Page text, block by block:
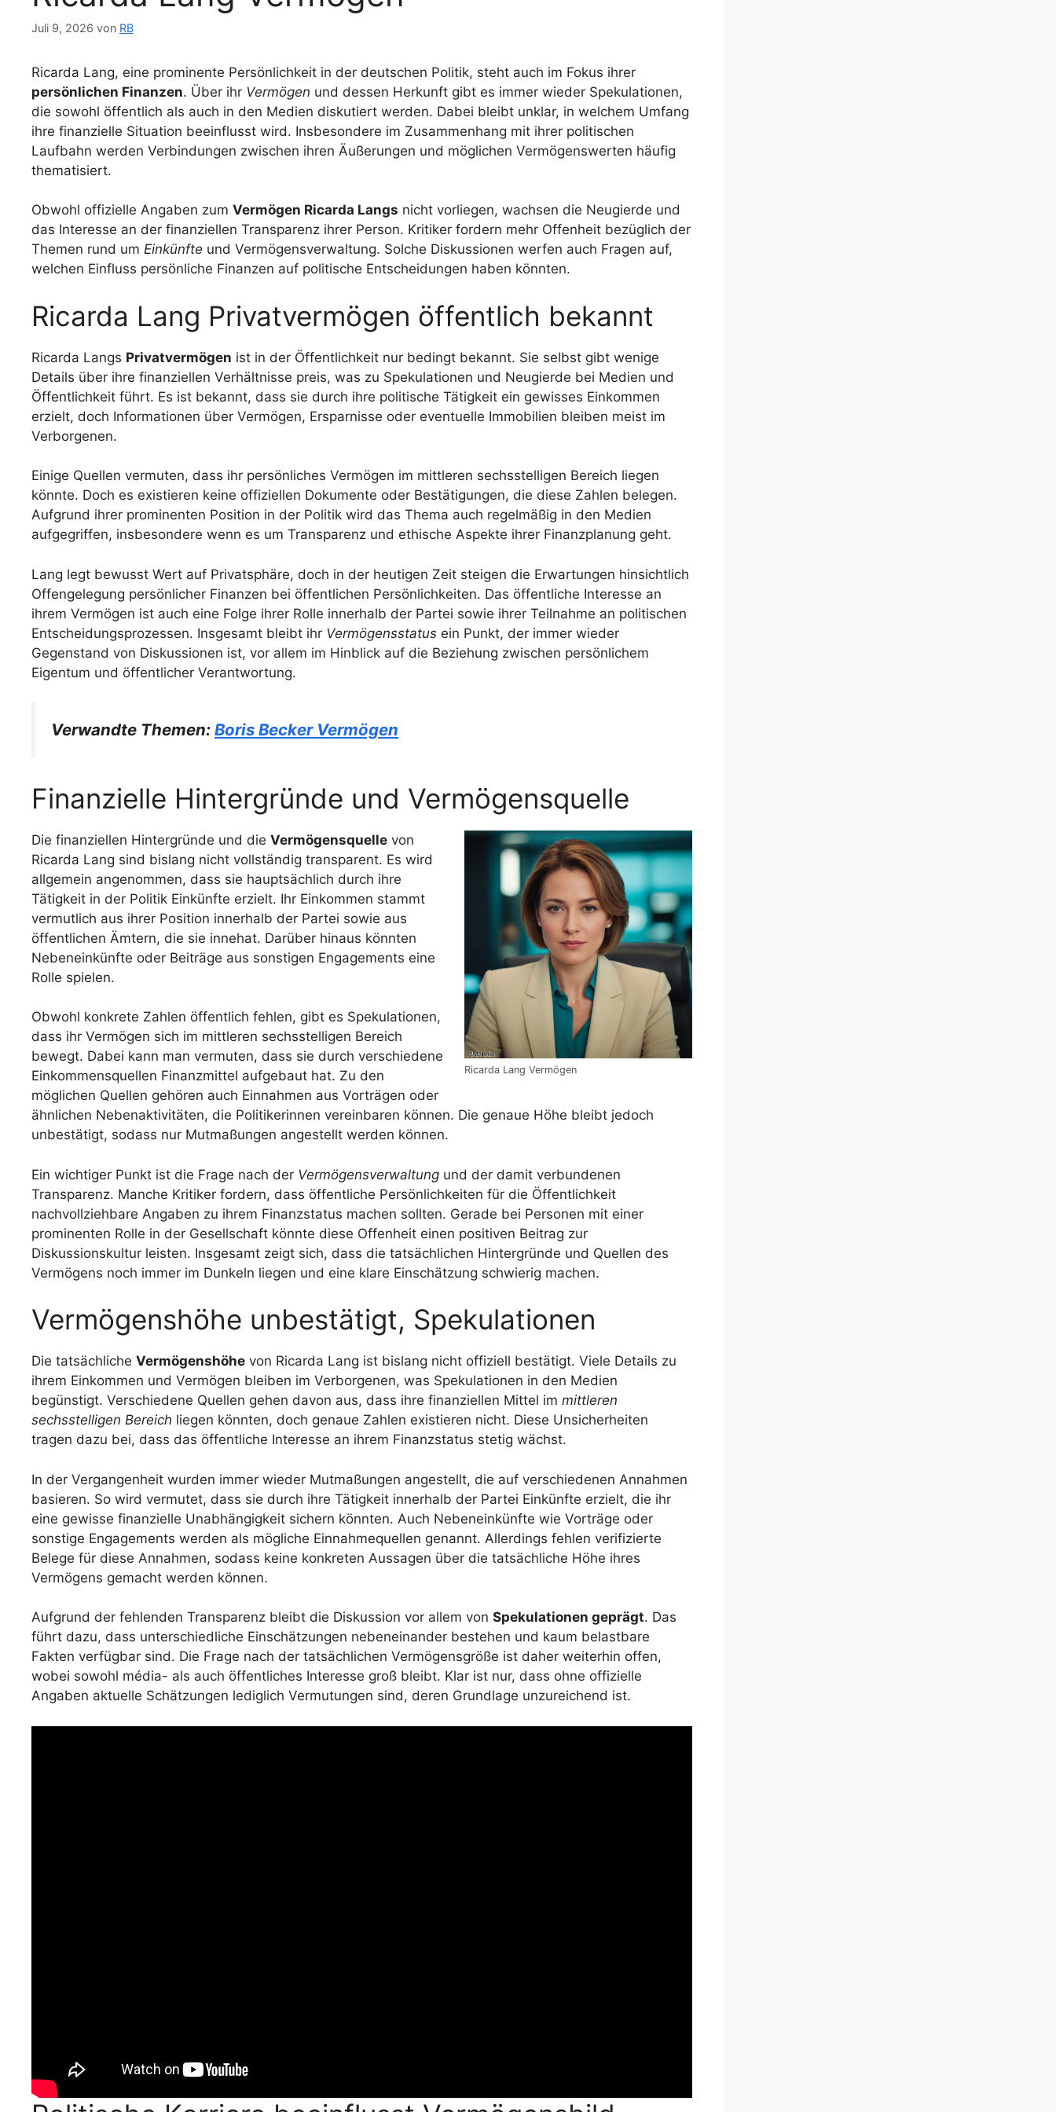
Juli 9, 2026 von RB
Ricarda Lang, eine prominente Persönlichkeit in der deutschen Politik, steht auch im Fokus ihrer
persönlichen Finanzen. Über ihr Vermögen und dessen Herkunft gibt es immer wieder Spekulationen,
die sowohl öffentlich als auch in den Medien diskutiert werden. Dabei bleibt unklar, in welchem Umfang
ihre finanzielle Situation beeinflusst wird. Insbesondere im Zusammenhang mit ihrer politischen
Laufbahn werden Verbindungen zwischen ihren Äußerungen und möglichen Vermögenswerten häufig
thematisiert.
Obwohl offizielle Angaben zum Vermögen Ricarda Langs nicht vorliegen, wachsen die Neugierde und
das Interesse an der finanziellen Transparenz ihrer Person. Kritiker fordern mehr Offenheit bezüglich der
Themen rund um Einkünfte und Vermögensverwaltung. Solche Diskussionen werfen auch Fragen auf,
welchen Einfluss persönliche Finanzen auf politische Entscheidungen haben könnten.
Ricarda Lang Privatvermögen öffentlich bekannt
Ricarda Langs Privatvermögen ist in der Öffentlichkeit nur bedingt bekannt. Sie selbst gibt wenige
Details über ihre finanziellen Verhältnisse preis, was zu Spekulationen und Neugierde bei Medien und
Öffentlichkeit führt. Es ist bekannt, dass sie durch ihre politische Tätigkeit ein gewisses Einkommen
erzielt, doch Informationen über Vermögen, Ersparnisse oder eventuelle Immobilien bleiben meist im
Verborgenen.
Einige Quellen vermuten, dass ihr persönliches Vermögen im mittleren sechsstelligen Bereich liegen
könnte. Doch es existieren keine offiziellen Dokumente oder Bestätigungen, die diese Zahlen belegen.
Aufgrund ihrer prominenten Position in der Politik wird das Thema auch regelmäßig in den Medien
aufgegriffen, insbesondere wenn es um Transparenz und ethische Aspekte ihrer Finanzplanung geht.
Lang legt bewusst Wert auf Privatsphäre, doch in der heutigen Zeit steigen die Erwartungen hinsichtlich
Offengelegung persönlicher Finanzen bei öffentlichen Persönlichkeiten. Das öffentliche Interesse an
ihrem Vermögen ist auch eine Folge ihrer Rolle innerhalb der Partei sowie ihrer Teilnahme an politischen
Entscheidungsprozessen. Insgesamt bleibt ihr Vermögensstatus ein Punkt, der immer wieder
Gegenstand von Diskussionen ist, vor allem im Hinblick auf die Beziehung zwischen persönlichem
Eigentum und öffentlicher Verantwortung.
Verwandte Themen: Boris Becker Vermögen
Finanzielle Hintergründe und Vermögensquelle
Ricarda Lang Vermögen
Die finanziellen Hintergründe und die Vermögensquelle von
Ricarda Lang sind bislang nicht vollständig transparent. Es wird
allgemein angenommen, dass sie hauptsächlich durch ihre
Tätigkeit in der Politik Einkünfte erzielt. Ihr Einkommen stammt
vermutlich aus ihrer Position innerhalb der Partei sowie aus
öffentlichen Ämtern, die sie innehat. Darüber hinaus könnten
Nebeneinkünfte oder Beiträge aus sonstigen Engagements eine
Rolle spielen.
Obwohl konkrete Zahlen öffentlich fehlen, gibt es Spekulationen,
dass ihr Vermögen sich im mittleren sechsstelligen Bereich
bewegt. Dabei kann man vermuten, dass sie durch verschiedene
Einkommensquellen Finanzmittel aufgebaut hat. Zu den
möglichen Quellen gehören auch Einnahmen aus Vorträgen oder
ähnlichen Nebenaktivitäten, die Politikerinnen vereinbaren können. Die genaue Höhe bleibt jedoch
unbestätigt, sodass nur Mutmaßungen angestellt werden können.
Ein wichtiger Punkt ist die Frage nach der Vermögensverwaltung und der damit verbundenen
Transparenz. Manche Kritiker fordern, dass öffentliche Persönlichkeiten für die Öffentlichkeit
nachvollziehbare Angaben zu ihrem Finanzstatus machen sollten. Gerade bei Personen mit einer
prominenten Rolle in der Gesellschaft könnte diese Offenheit einen positiven Beitrag zur
Diskussionskultur leisten. Insgesamt zeigt sich, dass die tatsächlichen Hintergründe und Quellen des
Vermögens noch immer im Dunkeln liegen und eine klare Einschätzung schwierig machen.
Vermögenshöhe unbestätigt, Spekulationen
Die tatsächliche Vermögenshöhe von Ricarda Lang ist bislang nicht offiziell bestätigt. Viele Details zu
ihrem Einkommen und Vermögen bleiben im Verborgenen, was Spekulationen in den Medien
begünstigt. Verschiedene Quellen gehen davon aus, dass ihre finanziellen Mittel im mittleren
sechsstelligen Bereich liegen könnten, doch genaue Zahlen existieren nicht. Diese Unsicherheiten
tragen dazu bei, dass das öffentliche Interesse an ihrem Finanzstatus stetig wächst.
In der Vergangenheit wurden immer wieder Mutmaßungen angestellt, die auf verschiedenen Annahmen
basieren. So wird vermutet, dass sie durch ihre Tätigkeit innerhalb der Partei Einkünfte erzielt, die ihr
eine gewisse finanzielle Unabhängigkeit sichern könnten. Auch Nebeneinkünfte wie Vorträge oder
sonstige Engagements werden als mögliche Einnahmequellen genannt. Allerdings fehlen verifizierte
Belege für diese Annahmen, sodass keine konkreten Aussagen über die tatsächliche Höhe ihres
Vermögens gemacht werden können.
Aufgrund der fehlenden Transparenz bleibt die Diskussion vor allem von Spekulationen geprägt. Das
führt dazu, dass unterschiedliche Einschätzungen nebeneinander bestehen und kaum belastbare
Fakten verfügbar sind. Die Frage nach der tatsächlichen Vermögensgröße ist daher weiterhin offen,
wobei sowohl média- als auch öffentliches Interesse groß bleibt. Klar ist nur, dass ohne offizielle
Angaben aktuelle Schätzungen lediglich Vermutungen sind, deren Grundlage unzureichend ist.